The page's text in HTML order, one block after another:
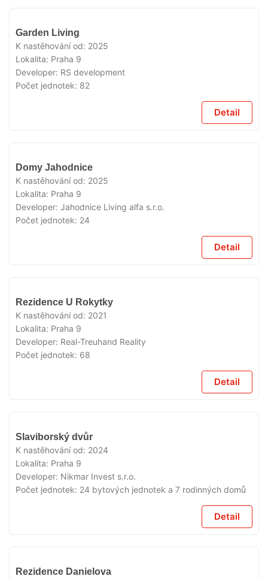
Garden Living
K nastěhování od: 2025
Lokalita: Praha 9
Developer: RS development
Počet jednotek: 82
Detail
Domy Jahodnice
K nastěhování od: 2025
Lokalita: Praha 9
Developer: Jahodnice Living alfa s.r.o.
Počet jednotek: 24
Detail
Rezidence U Rokytky
K nastěhování od: 2021
Lokalita: Praha 9
Developer: Real-Treuhand Reality
Počet jednotek: 68
Detail
Slaviborský dvůr
K nastěhování od: 2024
Lokalita: Praha 9
Developer: Nikmar Invest s.r.o.
Počet jednotek: 24 bytových jednotek a 7 rodinných domů
Detail
Rezidence Danielova